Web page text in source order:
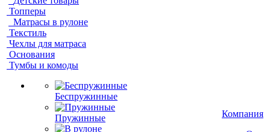
Топперы
Матрасы в рулоне
Текстиль
Чехлы для матраса
Основания
Тумбы и комоды
Беспружинные
Пружинные
Компания